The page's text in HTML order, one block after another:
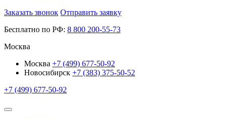
Заказать звонок Отправить заявку
Бесплатно по РФ: 8 800 200-55-73
Москва
Москва +7 (499) 677-50-92
Новосибирск +7 (383) 375-50-52
+7 (499) 677-50-92